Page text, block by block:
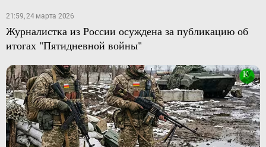
21:59, 24 марта 2026
Журналистка из России осуждена за публикацию об
итогах "Пятидневной войны"